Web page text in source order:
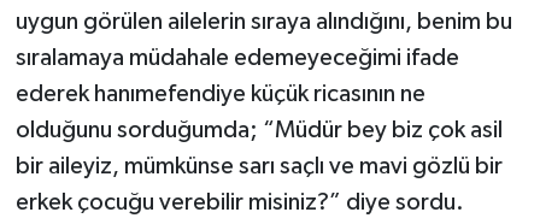
uygun görülen ailelerin sıraya alındığını, benim bu
sıralamaya müdahale edemeyeceğimi ifade
ederek hanımefendiye küçük ricasının ne
olduğunu sorduğumda; “Müdür bey biz çok asil
bir aileyiz, mümkünse sarı saçlı ve mavi gözlü bir
erkek çocuğu verebilir misiniz?” diye sordu.